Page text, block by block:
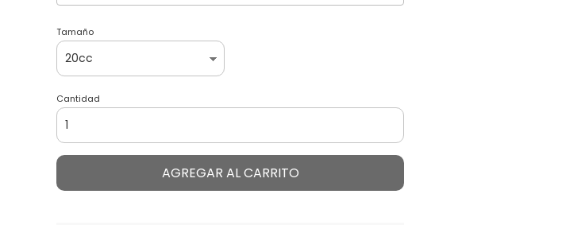
Tamaño
Cantidad
AGREGAR AL CARRITO